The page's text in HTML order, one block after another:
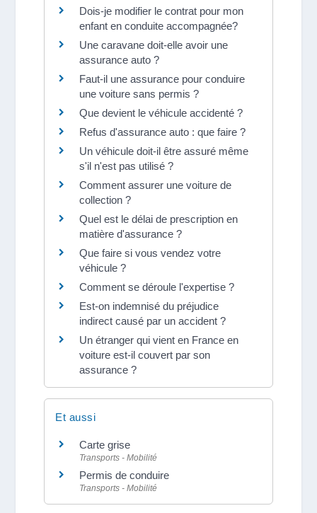
Dois-je modifier le contrat pour mon
enfant en conduite accompagnée?
Une caravane doit-elle avoir une
assurance auto ?
Faut-il une assurance pour conduire
une voiture sans permis ?
Que devient le véhicule accidenté ?
Refus d'assurance auto : que faire ?
Un véhicule doit-il être assuré même
s'il n'est pas utilisé ?
Comment assurer une voiture de
collection ?
Quel est le délai de prescription en
matière d'assurance ?
Que faire si vous vendez votre
véhicule ?
Comment se déroule l'expertise ?
Est-on indemnisé du préjudice
indirect causé par un accident ?
Un étranger qui vient en France en
voiture est-il couvert par son
assurance ?
Et aussi
Carte grise
Transports - Mobilité
Permis de conduire
Transports - Mobilité